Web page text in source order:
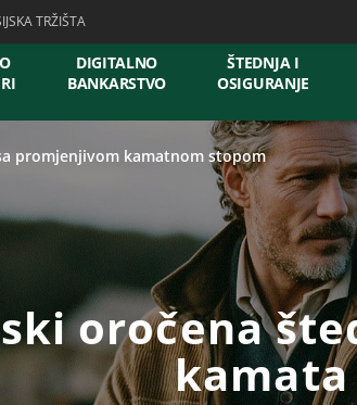
TRŽIŠTA
DIGITALNO
BANKARSTVO
ŠTEDNJA I
OSIGURANJE
promjenjivom kamatnom stopom
oročena
kamata